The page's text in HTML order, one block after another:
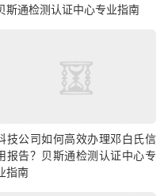
斯通检测认证中心专业指南
技公司如何高效办理邓白氏信
报告？贝斯通检测认证中心专
指南